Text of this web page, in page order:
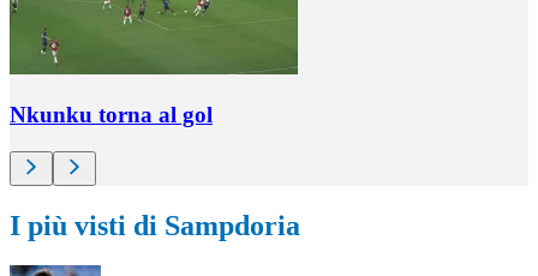
Nkunku torna al gol
I più visti di Sampdoria